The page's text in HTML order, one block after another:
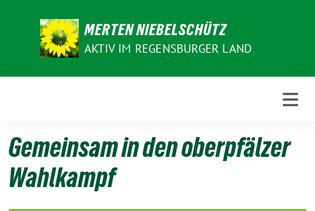
MERTEN NIEBELSCHÜTZ
AKTIV IM REGENSBURGER LAND
Gemeinsam in den oberpfälzer
Wahlkampf